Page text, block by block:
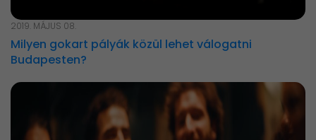
2019. MÁJUS 08.
Milyen gokart pályák közül lehet válogatni
Budapesten?